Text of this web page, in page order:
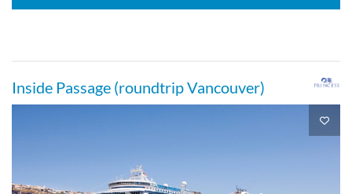
Inside Passage (roundtrip Vancouver)